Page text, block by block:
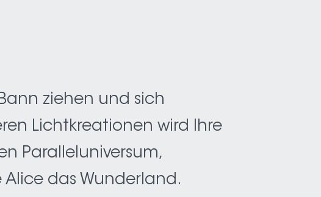
ziehen und sich
Lichtkreationen wird Ihre
Paralleluniversum,
Alice das Wunderland.